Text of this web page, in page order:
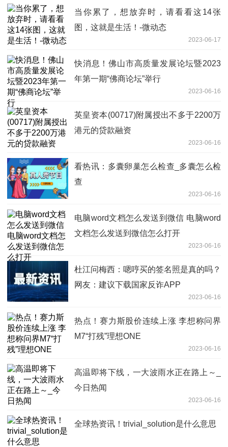
当你累了，想放弃时，请看看这14张
图，这就是生活！-微动态
2023-06-17
快消息！佛山市高质量发展论坛暨2023
年第一期“佛商论坛”举行
2023-06-16
英皇资本(00717)附属授出不多于2200万
港元的贷款融资
2023-06-16
看热讯：多囊卵巢怎么检查_多囊怎么检
查
2023-06-16
电脑word文档怎么发送到微信 电脑word
文档怎么发送到微信怎么打开
2023-06-16
杜江问梅西：嗯哼买的签名照是真的吗？
网友：建议下载国家反诈APP
2023-06-16
热点！赛力斯股价连续上涨 李想称问界
M7“打残”理想ONE
2023-06-16
高温即将下线，一大波雨水正在路上～_
今日热闻
2023-06-16
全球热资讯！trivial_solution是什么意思